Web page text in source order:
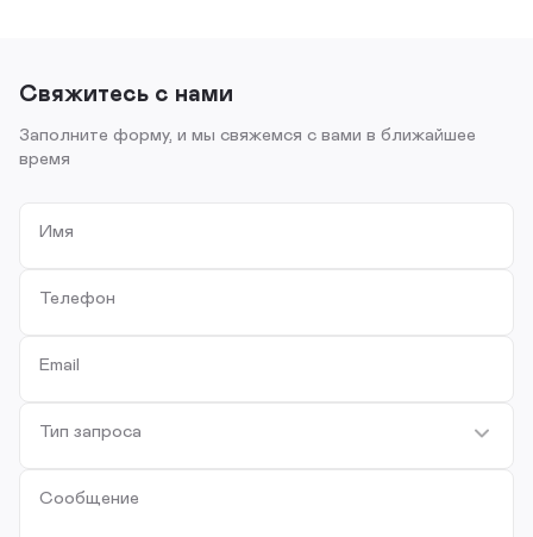
Свяжитесь с нами
Заполните форму, и мы свяжемся с вами в ближайшее
время
Имя
Телефон
Email
Тип запроса
Сообщение